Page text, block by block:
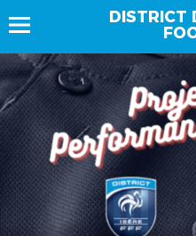
DISTRICT